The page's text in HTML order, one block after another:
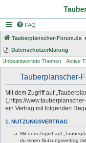
FAQ
Tauberplanscher-Forum.de
Datenschutzerklärung
Unbeantwortete Themen Aktive
Tauberplanscher-
Mit dem Zugriff auf
(„https://
ein Vertrag mit folgenden
1. NUTZUNGSVERTRAG
Mit dem Zugriff auf
du einen Nutzungsvertrag